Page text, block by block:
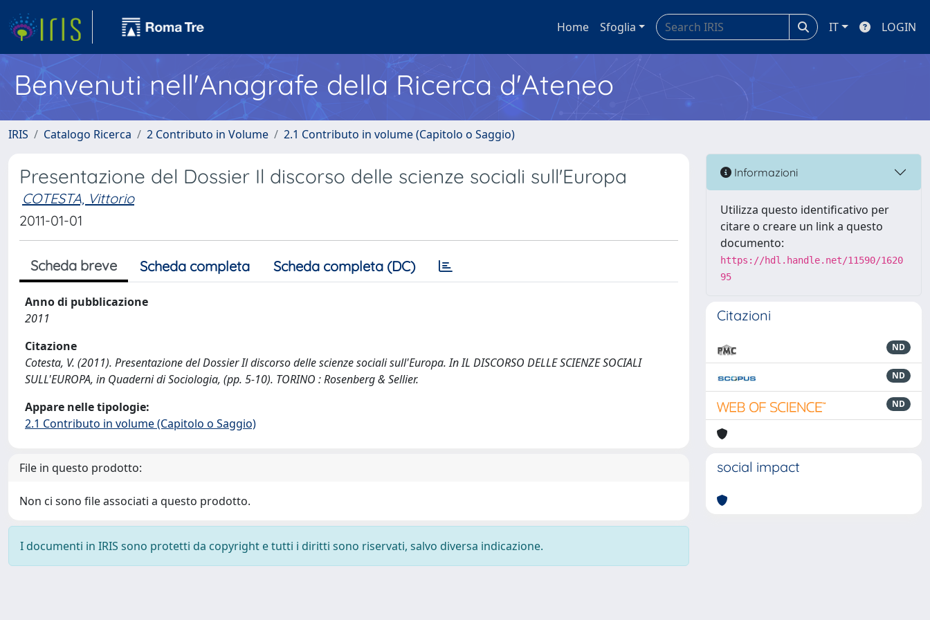
Home Sfoglia IT LOGIN
Benvenuti nell'Anagrafe della Ricerca d'Ateneo
IRIS Catalogo Ricerca 2 Contributo in Volume 2.1 Contributo in volume (Capitolo o Saggio)
Presentazione del Dossier Il discorso delle scienze sociali sull'Europa
COTESTA, Vittorio
2011-01-01
Scheda breve Scheda completa Scheda completa (DC)
Anno di pubblicazione
2011
Citazione
Cotesta, V. (2011). Presentazione del Dossier Il discorso delle scienze sociali sull'Europa. In IL DISCORSO DELLE SCIENZE SOCIALI
SULL'EUROPA, in Quaderni di Sociologia, (pp. 5-10). TORINO : Rosenberg & Sellier.
Appare nelle tipologie:
2.1 Contributo in volume (Capitolo o Saggio)
File in questo prodotto:
Non ci sono file associati a questo prodotto.
I documenti in IRIS sono protetti da copyright e tutti i diritti sono riservati, salvo diversa indicazione.
Informazioni
Utilizza questo identificativo per
citare o creare un link a questo
documento:
https://hdl.handle.net/11590/1620
95
Citazioni
ND
ND
ND
social impact